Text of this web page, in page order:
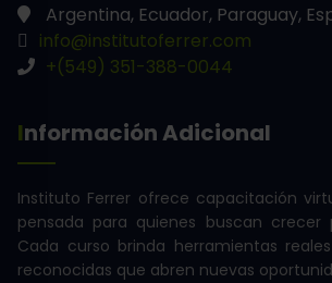
Argentina, Ecuador, Paraguay,
info@institutoferrer.com
+(549) 351-388-0044
Información Adicional
Instituto Ferrer ofrece capacitación
pensada para quienes buscan crecer
Cada curso brinda herramientas
reconocidas que abren nuevas